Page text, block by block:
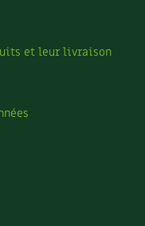
et leur livraison